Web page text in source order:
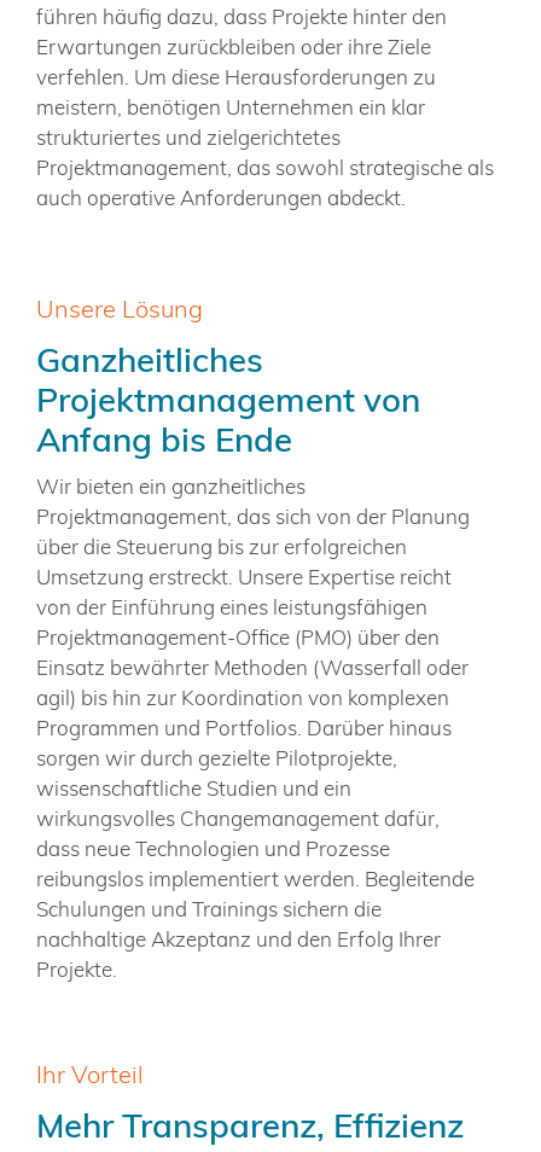
führen häufig dazu, dass Projekte hinter den
Erwartungen zurückbleiben oder ihre Ziele
verfehlen. Um diese Herausforderungen zu
meistern, benötigen Unternehmen ein klar
strukturiertes und zielgerichtetes
Projektmanagement, das sowohl strategische als
auch operative Anforderungen abdeckt.
Unsere Lösung
Ganzheitliches
Projektmanagement von
Anfang bis Ende
Wir bieten ein ganzheitliches
Projektmanagement, das sich von der Planung
über die Steuerung bis zur erfolgreichen
Umsetzung erstreckt. Unsere Expertise reicht
von der Einführung eines leistungsfähigen
Projektmanagement-Office (PMO) über den
Einsatz bewährter Methoden (Wasserfall oder
agil) bis hin zur Koordination von komplexen
Programmen und Portfolios. Darüber hinaus
sorgen wir durch gezielte Pilotprojekte,
wissenschaftliche Studien und ein
wirkungsvolles Changemanagement dafür,
dass neue Technologien und Prozesse
reibungslos implementiert werden. Begleitende
Schulungen und Trainings sichern die
nachhaltige Akzeptanz und den Erfolg Ihrer
Projekte.
Ihr Vorteil
Mehr Transparenz, Effizienz